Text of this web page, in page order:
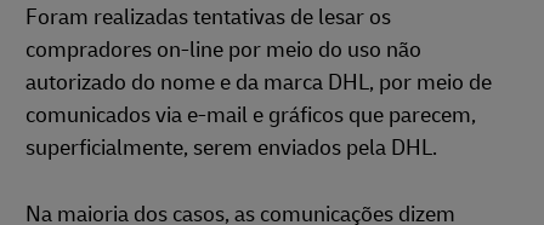
Foram realizadas tentativas de lesar os
compradores on-line por meio do uso não
autorizado do nome e da marca DHL, por meio de
comunicados via e-mail e gráficos que parecem,
superficialmente, serem enviados pela DHL.
Na maioria dos casos, as comunicações dizem